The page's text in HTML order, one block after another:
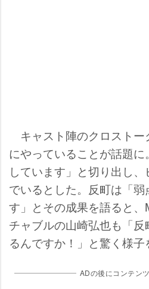
キャスト陣のクロストー
にやっていることが話題
しています」と切り出し
でいるとした。反町は「
す」とその成果を語ると
チャブルの山崎弘也も「
るんですか！」と驚く様子
ADの後にコンテン